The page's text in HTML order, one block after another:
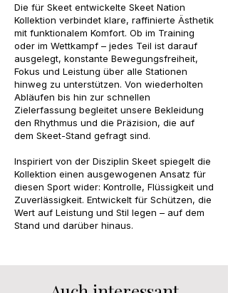
Die für Skeet entwickelte Skeet Nation
Kollektion verbindet klare, raffinierte Ästhetik
mit funktionalem Komfort. Ob im Training
oder im Wettkampf – jedes Teil ist darauf
ausgelegt, konstante Bewegungsfreiheit,
Fokus und Leistung über alle Stationen
hinweg zu unterstützen. Von wiederholten
Abläufen bis hin zur schnellen
Zielerfassung begleitet unsere Bekleidung
den Rhythmus und die Präzision, die auf
dem Skeet-Stand gefragt sind.
Inspiriert von der Disziplin Skeet spiegelt die
Kollektion einen ausgewogenen Ansatz für
diesen Sport wider: Kontrolle, Flüssigkeit und
Zuverlässigkeit. Entwickelt für Schützen, die
Wert auf Leistung und Stil legen – auf dem
Stand und darüber hinaus.